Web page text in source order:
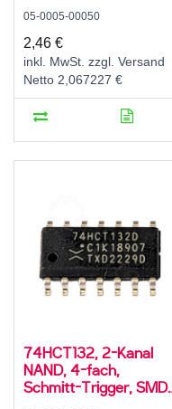
High-Speed CMOS,
-40..125 °C
05-0005-00050
2,46 €
inkl. MwSt. zzgl. Versand
Netto 2,067227 €
74HCT132, 2-Kanal
NAND, 4-fach,
Schmitt-Trigger, SMD,